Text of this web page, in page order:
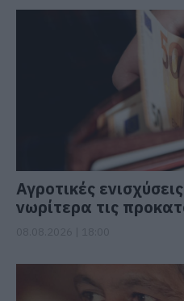
Αγροτικές
νωρίτερα τις